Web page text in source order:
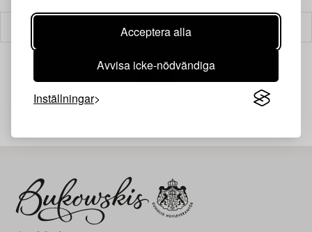
Acceptera alla
Avvisa icke-nödvändiga
Inställningar
Filter
Din sökning gav ingen träff just nu.